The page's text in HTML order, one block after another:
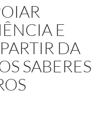
E
DA
SABERES